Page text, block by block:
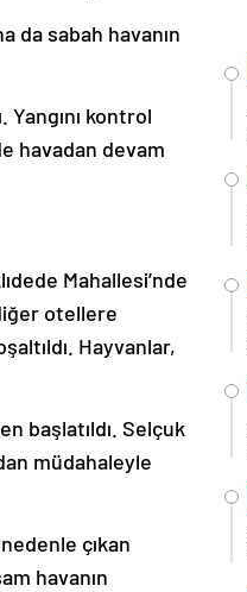
da sabah havanın
Yangını kontrol
havadan devam
Mahallesi’nde
otellere
Hayvanlar,
başlatıldı. Selçuk
müdahaleyle
çıkan
havanın